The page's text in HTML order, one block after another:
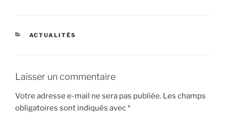
CATÉGORIES
ACTUALITÉS
Laisser un commentaire
Votre adresse e-mail ne sera pas publiée. Les champs
obligatoires sont indiqués avec*